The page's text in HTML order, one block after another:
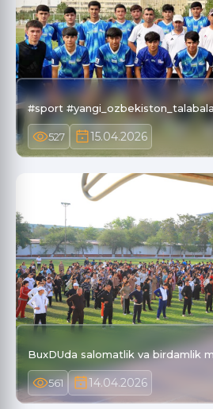
#sport
527 15.04.2026
BuxDUda salomatlik va birdamlik
561 14.04.2026